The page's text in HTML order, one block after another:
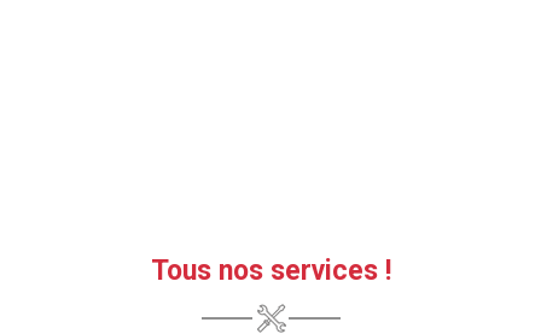
Tous nos services !